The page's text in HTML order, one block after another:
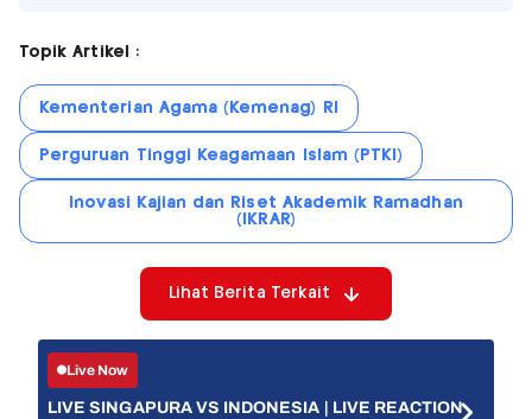
Topik Artikel :
Kementerian Agama (Kemenag) RI
Perguruan Tinggi Keagamaan Islam (PTKI)
Inovasi Kajian dan Riset Akademik Ramadhan
(IKRAR)
Lihat Berita Terkait
Live Now
LIVE SINGAPURA VS INDONESIA | LIVE REACTION